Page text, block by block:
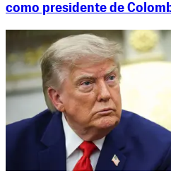
como presidente de